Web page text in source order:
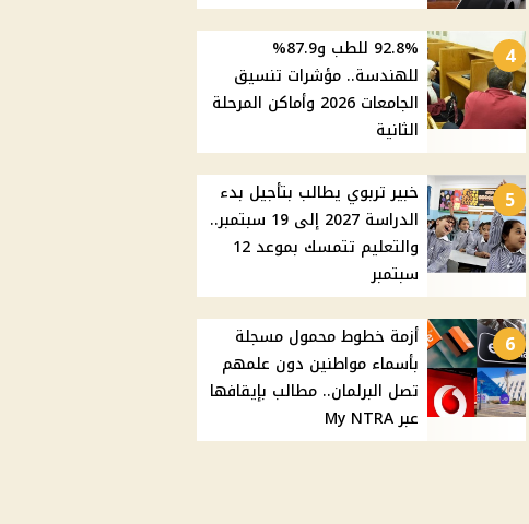
4
92.8% للطب و87.9%
للهندسة.. مؤشرات تنسيق
الجامعات 2026 وأماكن المرحلة
الثانية
5
خبير تربوي يطالب بتأجيل بدء
الدراسة 2027 إلى 19 سبتمبر..
والتعليم تتمسك بموعد 12
سبتمبر
6
أزمة خطوط محمول مسجلة
بأسماء مواطنين دون علمهم
تصل البرلمان.. مطالب بإيقافها
عبر My NTRA